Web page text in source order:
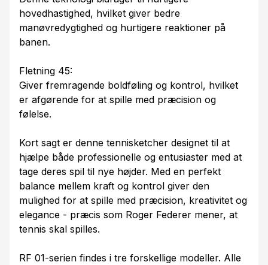
hovedhastighed, hvilket giver bedre
manøvredygtighed og hurtigere reaktioner på
banen.
Fletning 45:
Giver fremragende boldføling og kontrol, hvilket
er afgørende for at spille med præcision og
følelse.
Kort sagt er denne tennisketcher designet til at
hjælpe både professionelle og entusiaster med at
tage deres spil til nye højder. Med en perfekt
balance mellem kraft og kontrol giver den
mulighed for at spille med præcision, kreativitet og
elegance - præcis som Roger Federer mener, at
tennis skal spilles.
RF 01-serien findes i tre forskellige modeller. Alle